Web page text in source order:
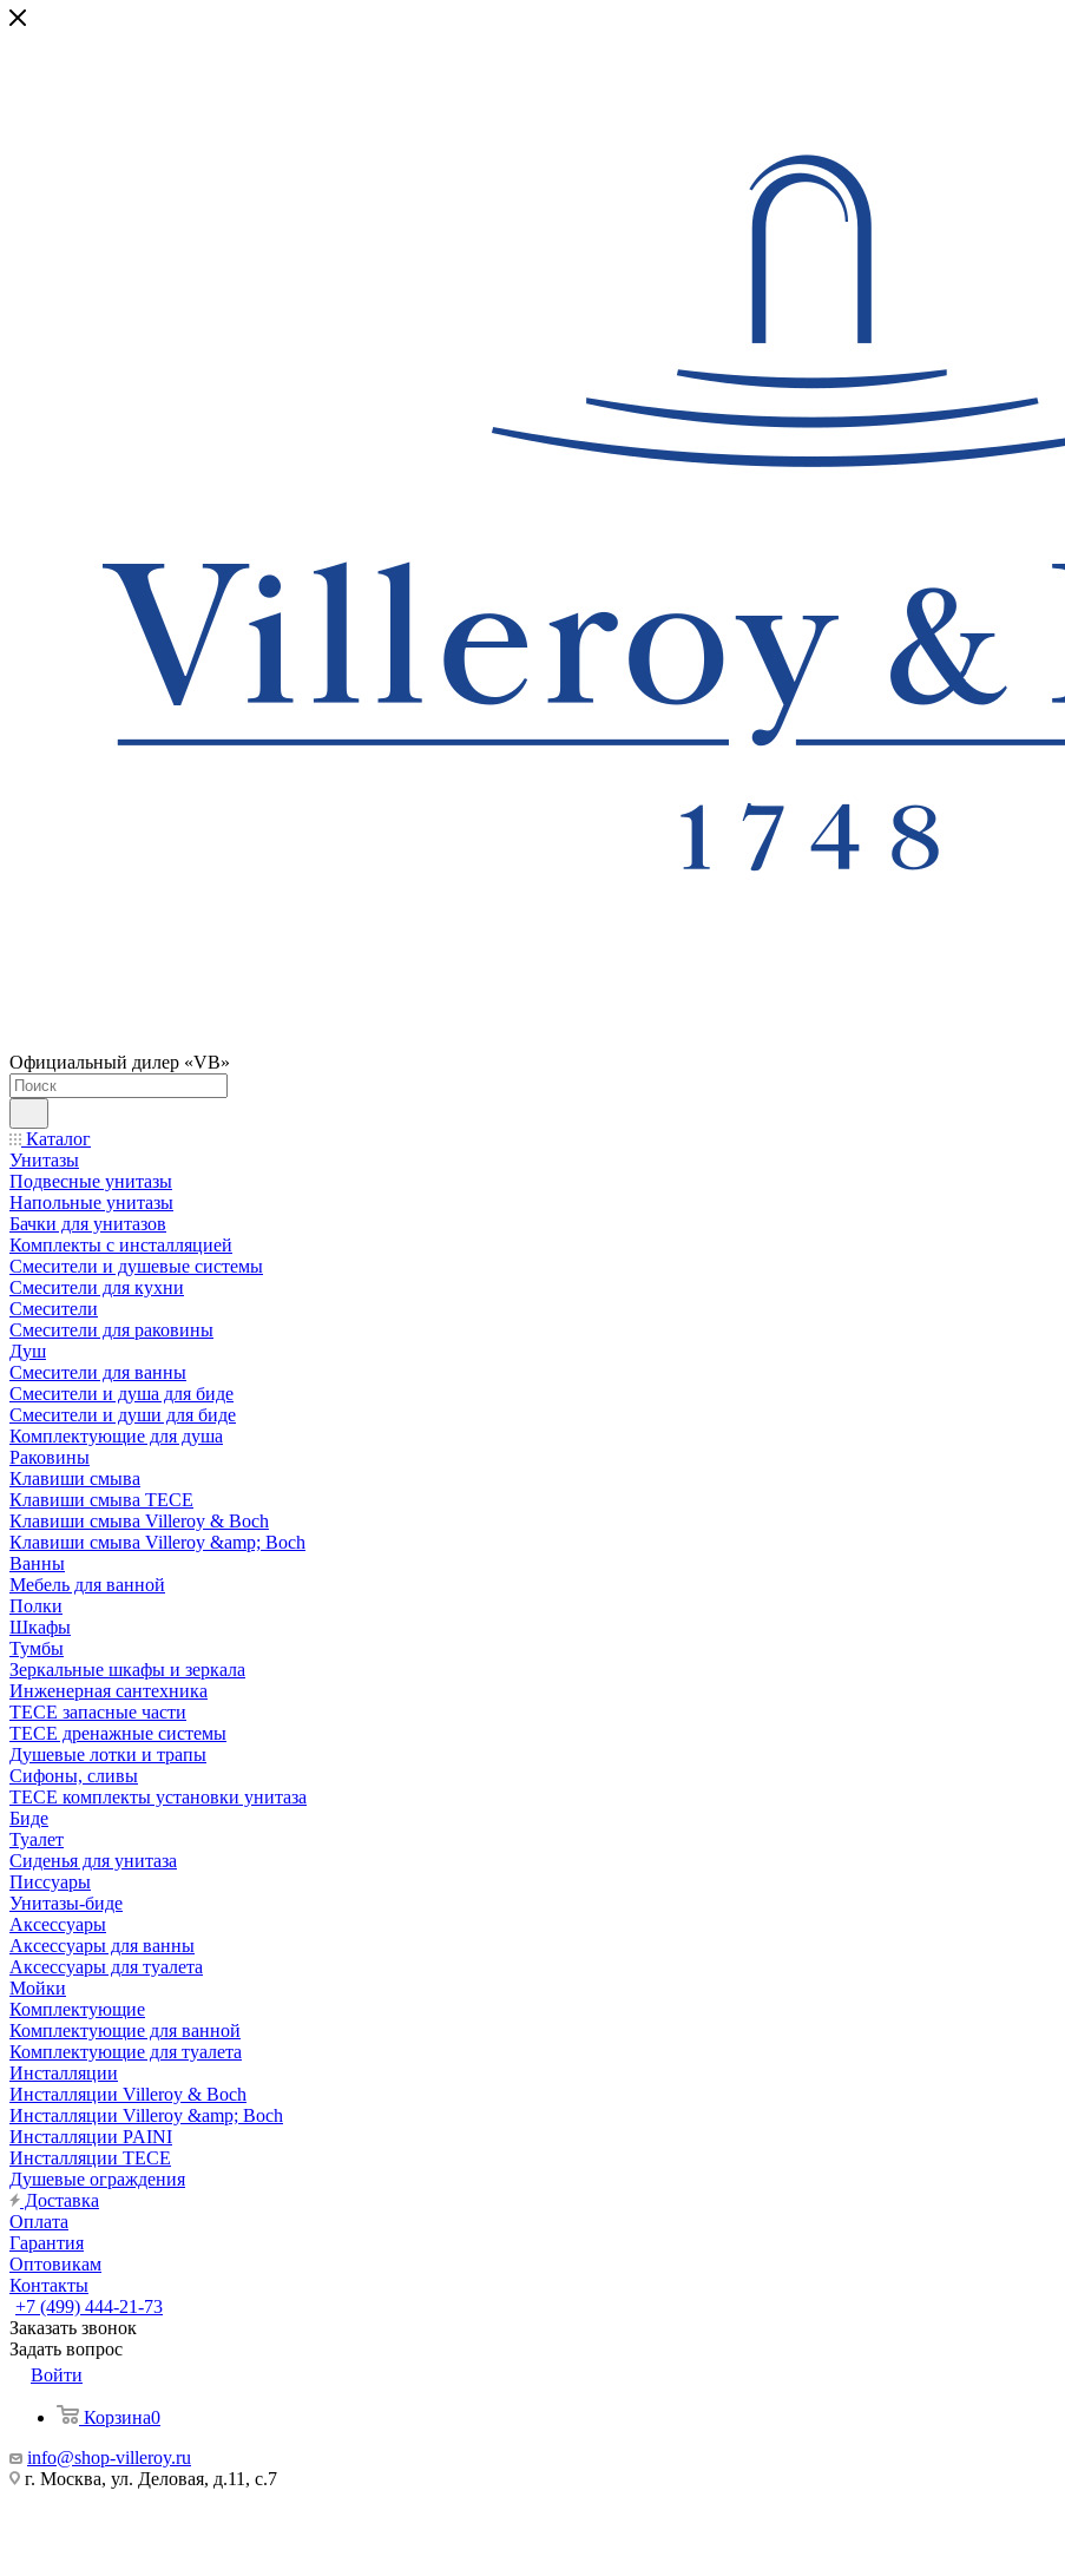
Официальный дилер «VB»
Каталог
Унитазы
Подвесные унитазы
Напольные унитазы
Бачки для унитазов
Комплекты с инсталляцией
Смесители и душевые системы
Смесители для кухни
Смесители
Смесители для раковины
Душ
Смесители для ванны
Смесители и душа для биде
Смесители и души для биде
Комплектующие для душа
Раковины
Клавиши смыва
Клавиши смыва TECE
Клавиши смыва Villeroy & Boch
Клавиши смыва Villeroy &amp; Boch
Ванны
Мебель для ванной
Полки
Шкафы
Тумбы
Зеркальные шкафы и зеркала
Инженерная сантехника
TECE запасные части
TECE дренажные системы
Душевые лотки и трапы
Сифоны, сливы
TECE комплекты установки унитаза
Биде
Туалет
Сиденья для унитаза
Писсуары
Унитазы-биде
Аксессуары
Аксессуары для ванны
Аксессуары для туалета
Мойки
Комплектующие
Комплектующие для ванной
Комплектующие для туалета
Инсталляции
Инсталляции Villeroy & Boch
Инсталляции Villeroy &amp; Boch
Инсталляции PAINI
Инсталляции TECE
Душевые ограждения
Доставка
Оплата
Гарантия
Оптовикам
Контакты
+7 (499) 444-21-73
Заказать звонок
Задать вопрос
Войти
Корзина0
info@shop-villeroy.ru
г. Москва, ул. Деловая, д.11, с.7